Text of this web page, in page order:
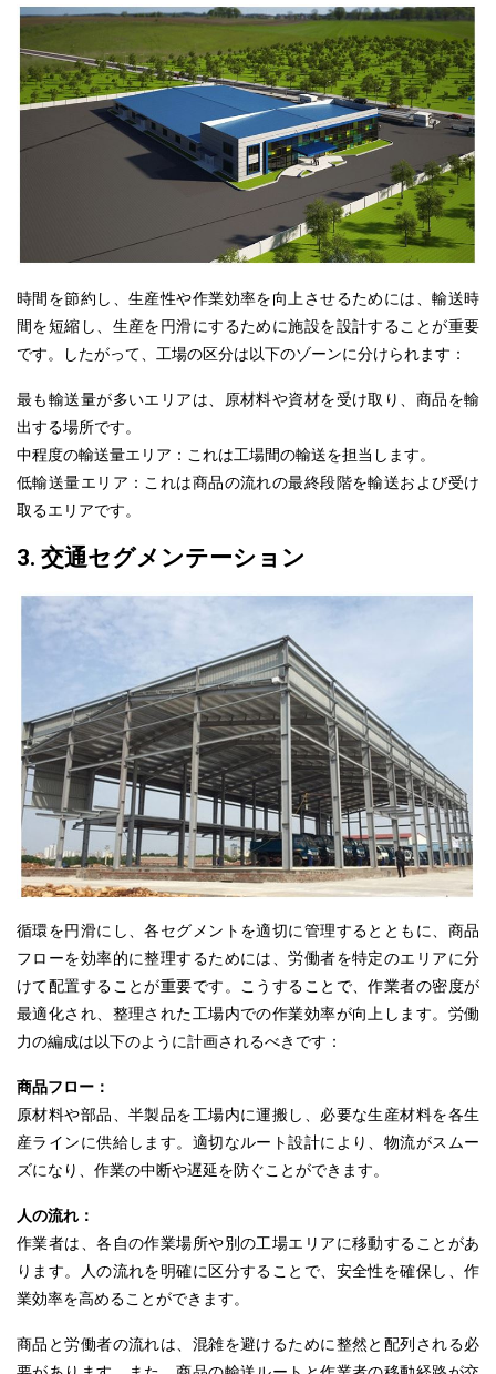
時間を節約し、生産性や作業効率を向上させるためには、輸送時
間を短縮し、生産を円滑にするために施設を設計することが重要
です。したがって、工場の区分は以下のゾーンに分けられます：
最も輸送量が多いエリアは、原材料や資材を受け取り、商品を輸
出する場所です。
中程度の輸送量エリア：これは工場間の輸送を担当します。
低輸送量エリア：これは商品の流れの最終段階を輸送および受け
取るエリアです。
3. 交通セグメンテーション
循環を円滑にし、各セグメントを適切に管理するとともに、商品
フローを効率的に整理するためには
、労働者を特定のエリアに分
けて配置することが重要です。こうすることで、作業者の密度が
最適化され、整理された工場内での作業効率が向上します。労働
力の編成は以下のように計画されるべきです：
商品フロー：
原材料や部品、半製品を工場内に運搬し、必要な生産材料を各生
産ラインに供給します。適切なルート設計により、物流がスムー
ズになり、作業の中断や遅延を防ぐことができます。
人の流れ：
作業者は、各自の作業場所や別の工場エリアに移動することがあ
ります。人の流れを明確に区分することで、安全性を確保し、 作
業効率を高めることができます。
商品と労働者の流れは、混雑を避けるために整然と配列される必